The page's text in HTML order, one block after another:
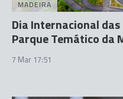
MADEIRA
Dia Internacional
Parque Temático da
7 Mar 17:51